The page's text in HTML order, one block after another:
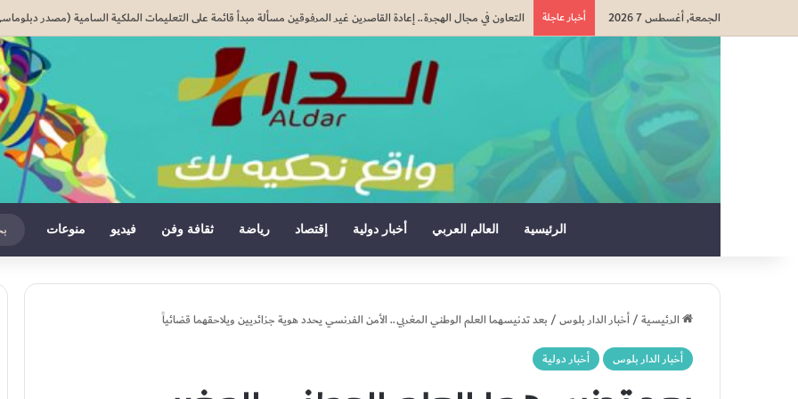
الجمعة, أغسطس 7 2026 أخبار عاجلة التعاون في مجال الهجرة.. إعادة القاصرين غير المرفوقين مسألة مبدأ قائمة على التعليمات الملكية السامية (مصدر
الرئيسية العالم العربي أخبار دولية إقتصاد رياضة ثقافة وفن فيديو منوعات
الرئيسية/أخبار الدار بلوس/بعد تدنيسهما العلم الوطني المغربي.. الأمن الفرنسي يحدد هوية جزائريين ويلاحقهما قضائياً
أخبار الدار بلوس
أخبار دولية